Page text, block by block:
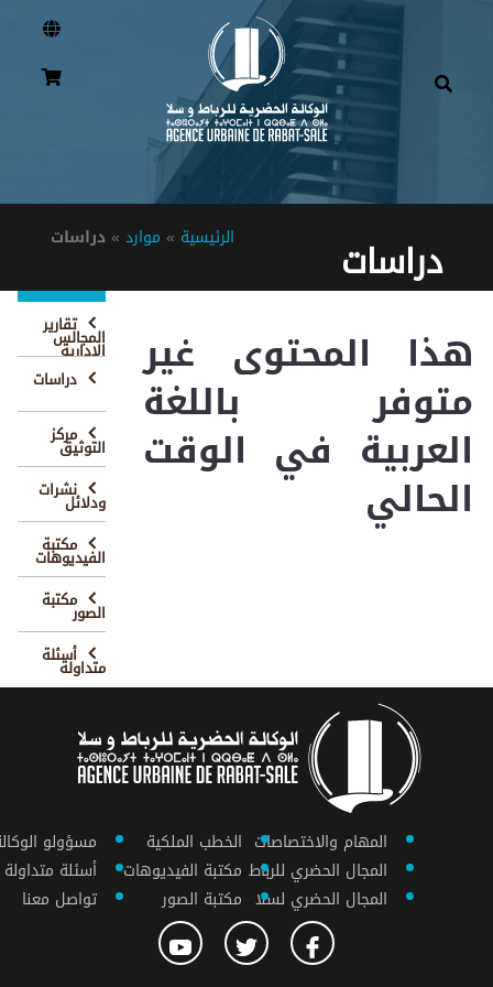
الرئيسية » موارد »دراسات دراسات
تقارير
المجالس
الإدارية
دراسات
مركز
التوثيق
نشراتودلائل
مكتبة
الفيديوهات
مكتبةالصور
أسئلةمتداولة
هذا المحتوى غير
متوفر باللغة
العربية في الوقت
الحالي
المهام والاختصاصات
المجال الحضري للرباط
المجال الحضري لسلا
الخطب الملكية
مكتبة الفيديوهات
مكتبة الصور
مسؤولو
أسئلة متداولة
تواصل معنا